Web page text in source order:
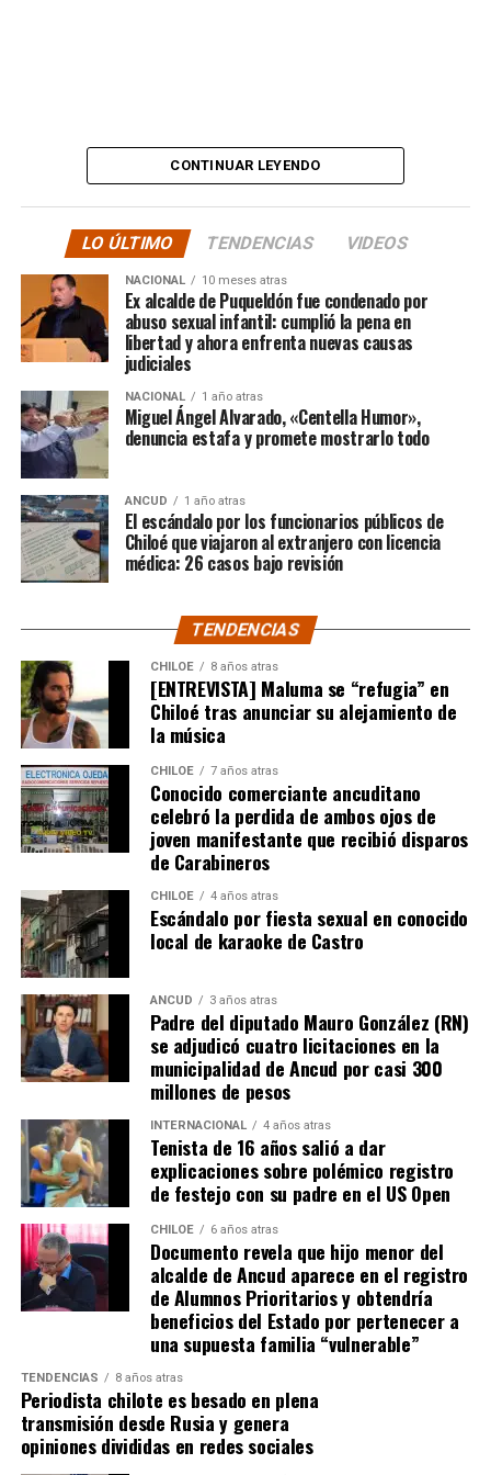
tele y donde sea para
hacer justicia.”
quienes lo han acompañado desde que compartió lo
ocurrido:
“Gracias a todos por el
apoyo!!!!”
Por el momento, las personas aludidas no han emitido
declaraciones públicas. La historia, según Centella,
recién comienza y, el mencionado posteo, ha generado
comentarios de todo tipo, en su gran mayoría, a favor
del humorista de Punta Arenas.
CONTINUAR LEYENDO
LO ÚLTIMO TENDENCIAS VIDEOS
NACIONAL 10 meses atras
Ex alcalde de Puqueldón fue condenado por
abuso sexual infantil: cumplió la pena en
libertad y ahora enfrenta nuevas causas
judiciales
NACIONAL 1 año atras
Miguel Ángel Alvarado, «Centella Humor»,
denuncia estafa y promete mostrarlo todo
ANCUD 1 año atras
El escándalo por los funcionarios públicos de
Chiloé que viajaron al extranjero con licencia
médica: 26 casos bajo revisión
TENDENCIAS
CHILOE 8 años atras
[ENTREVISTA] Maluma se “refugia” en
Chiloé tras anunciar su alejamiento de
la música
CHILOE 7 años atras
Conocido comerciante ancuditano
celebró la perdida de ambos ojos de
joven manifestante que recibió disparos
de Carabineros
CHILOE 4 años atras
Escándalo por fiesta sexual en conocido
local de karaoke de Castro
ANCUD 3 años atras
Padre del diputado Mauro González (RN)
se adjudicó cuatro licitaciones en la
municipalidad de Ancud por casi 300
millones de pesos
INTERNACIONAL 4 años atras
Tenista de 16 años salió a dar
explicaciones sobre polémico registro
de festejo con su padre en el US Open
CHILOE 6 años atras
Documento revela que hijo menor del
alcalde de Ancud aparece en el registro
de Alumnos Prioritarios y obtendría
beneficios del Estado por pertenecer a
una supuesta familia “vulnerable”
TENDENCIAS 8 años atras
Periodista chilote es besado en plena
transmisión desde Rusia y genera
opiniones divididas en redes sociales